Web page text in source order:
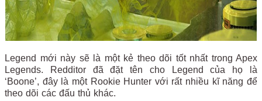
Legend mới này sẽ là một kẻ theo dõi tốt nhất trong Apex
Legends. Redditor đã đặt tên cho Legend của họ là
‘Boone’, đây là một Rookie Hunter với rất nhiều kĩ năng để
theo dõi các đấu thủ khác.